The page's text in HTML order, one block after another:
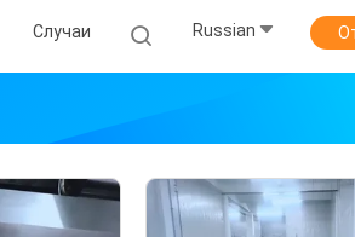
Случаи Russian